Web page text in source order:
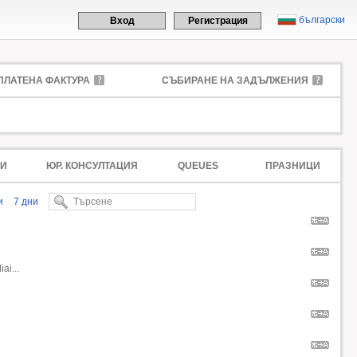
български
Вход Регистрация
ФАКТУРА СЪБИРАНЕ НА ЗАДЪЛЖЕНИЯ
ЮР. КОНСУЛТАЦИЯ QUEUES ПРАЗНИЦИ
7 дни